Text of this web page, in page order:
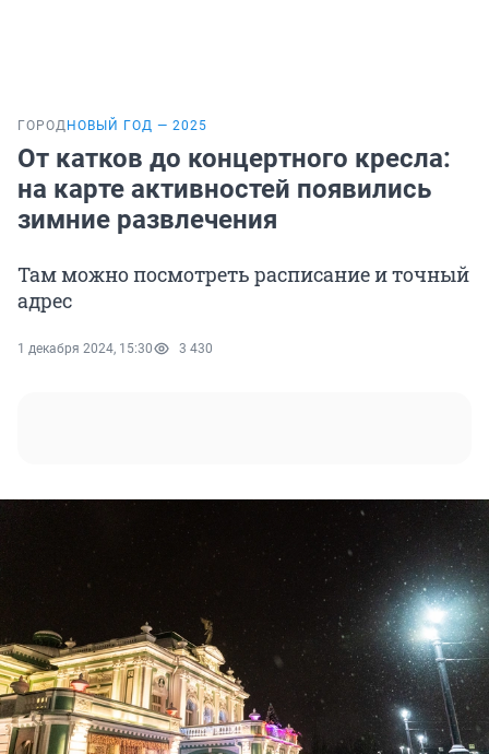
ГОРОД НОВЫЙ ГОД — 2025
От катков до концертного кресла:
на карте активностей появились
зимние развлечения
Там можно посмотреть расписание и точный
адрес
1 декабря 2024, 15:30 3 430